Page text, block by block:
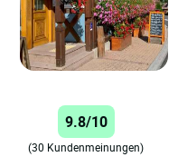
9.8/10
(30 Kundenmeinungen)